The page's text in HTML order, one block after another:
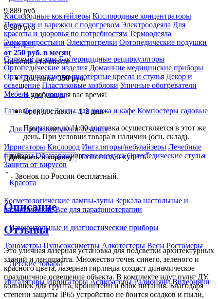
Кислородные коктейлеры Кислородные концентраторы
Перчатки и варежки с подогревом Электроодеяла Для
красоты и здоровья по потребностям Термоодеяла
Электропростыни Электрогрелки Ортопедические подушки
Солевые лампы Бактерицидные рециркуляторы
Ортопедические изделия Домашние медицинские приборы
Ортопедические компьютерные кресла и стулья Декор и
освещение Пластиковые хозблоки Уличные обогреватели
Мебель для улицы
Газовые грили Зонты для пляжа и кафе Компостеры садовые
Для профилактики и лечения
Ирригаторы Кислород Ингаляторы/небулайзеры Лечебные
приборы Обеззараживатели воздуха Ортопедические стулья
Защита от вирусов
Красота
Косметологические лампы-лупы Зеркала настольные и
косметические Все для парафинотерапии
Измерительные и диагностические приборы
Тонометры Пульсоксиметры Алкотестеры Весы Ростомеры
Детские товары
Ингаляторы Ирригаторы Аспираторы Радионяни Видеоняни
9 889 руб
8 990руб
в кредит:
от 250 руб. в месяц
Наличие уточняйте
Доставка:350 руб.
В удобное для вас время!
Срок доставки -1-2 дня
При заказе до 11:00 доставка осуществляется в этот же
день. При условии товара в наличии (осн. склад).
Добавить в корзину Позвонить и купить*
* - Звонок по России бесплатный.
Описание
Отзывы
Это уличная лазерная установка для подсветки архитектурных
зданий и ландшафта. Множество точек синего, зеленого и
красного цвета, лазерная гирлянда создаст динамическое
праздничное освещение объекта. В комплекте идут пульт ДУ,
колышек для грунта, кронштейн и блок питания. Благодаря
степени защиты IP65 устройство не боится осадков и пыли,